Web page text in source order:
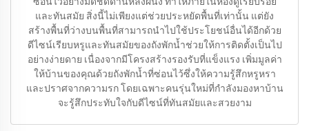
และทันสมัย สิ่งนี้ไม่เพียงแต่ช่วยประหยัดพื้นที่เท่านั้น แต่ยัง
สร้างพื้นที่ว่างบนพื้นที่สามารถนำไปใช้ประโยชน์อื่นได้อีกด้วย
ดีไซน์เรียบหรูและทันสมัยของถังพักน้ำช่วยให้การติดตั้งเป็นไป
อย่างง่ายดาย เนื่องจากมีโครงสร้างรองรับที่แข็งแรง เพิ่มมูลค่า
ให้บ้านของคุณด้วยถังพักน้ำที่ซ่อนไว้ซึ่งให้ความรู้สึกหรูหรา
และปราศจากความรก โดยเฉพาะคนรุ่นใหม่ที่กำลังมองหาบ้าน
จะรู้สึกประทับใจกับดีไซน์ที่ทันสมัยและสวยงาม